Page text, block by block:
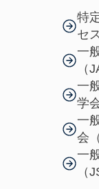
特
セ
一
（
一
学
一
会
一
（